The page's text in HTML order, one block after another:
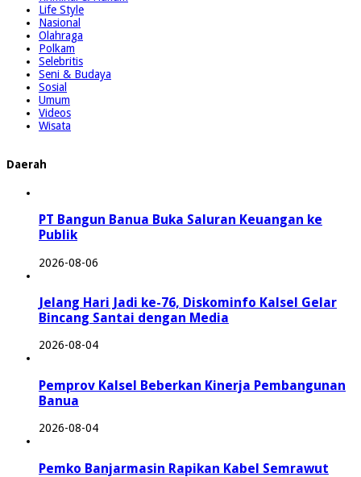
Life Style
Nasional
Olahraga
Polkam
Selebritis
Seni & Budaya
Sosial
Umum
Videos
Wisata
Daerah
PT Bangun Banua Buka Saluran Keuangan ke
Publik
2026-08-06
Jelang Hari Jadi ke-76, Diskominfo Kalsel Gelar
Bincang Santai dengan Media
2026-08-04
Pemprov Kalsel Beberkan Kinerja Pembangunan
Banua
2026-08-04
Pemko Banjarmasin Rapikan Kabel Semrawut